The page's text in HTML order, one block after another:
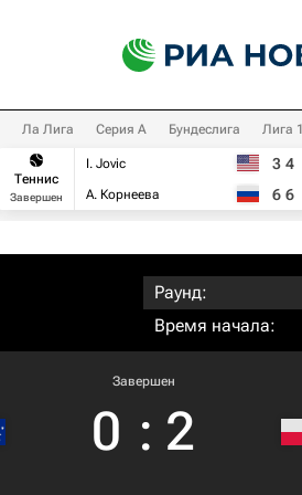
Ла Лига Серия А Бундеслига Лига 1
Теннис
Завершен
I. Jovic
А. Корнеева
3 4
6 6
Раунд:
Время начала:
Завершен
0 : 2